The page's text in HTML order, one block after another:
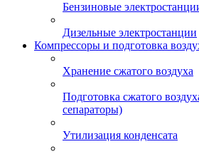
Бензиновые
Дизельные электростанции
Компрессоры и подготовка
Хранение сжатого воздуха
Подготовка сжатого
сепараторы)
Утилизация конденсата